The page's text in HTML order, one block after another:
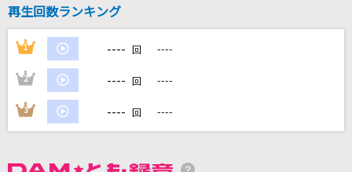
エデンの部屋
Saucy Dog
DAMの新曲・ランキングなど
再生回数ランキング
1 ---- 回 ----
2 ---- 回 ----
3 ---- 回 ----